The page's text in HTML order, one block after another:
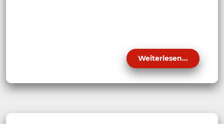
Weiterlesen...